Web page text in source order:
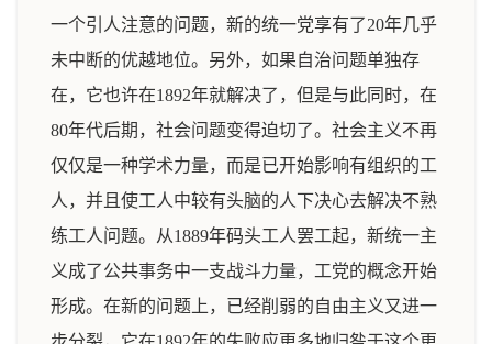
一个引人注意的问题，新的统一党享有了20年几乎
未中断的优越地位。另外，如果自治问题单独存
在，它也许在1892年就解决了，但是与此同时，在
80年代后期，社会问题变得迫切了。社会主义不再
仅仅是一种学术力量，而是已开始影响有组织的工
人，并且使工人中较有头脑的人下决心去解决不熟
练工人问题。从1889年码头工人罢工起，新统一主
义成了公共事务中一支战斗力量，工党的概念开始
形成。在新的问题上，已经削弱的自由主义又进一